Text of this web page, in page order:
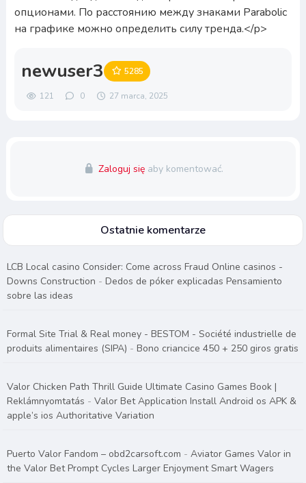
newuser3 5285
121 0 27 marca, 2025
Zaloguj się aby komentować.
Ostatnie komentarze
LCB Local casino Consider: Come across Fraud Online casinos -
Downs Construction -Dedos de póker explicadas Pensamiento
sobre las ideas
Formal Site Trial & Real money - BESTOM - Société industrielle de
produits alimentaires (SIPA) -Bono criancice 450 + 250 giros gratis
Valor Chicken Path Thrill Guide Ultimate Casino Games Book |
Reklámnyomtatás -Valor Bet Application Install Android os APK &
apple’s ios Authoritative Variation
Puerto Valor Fandom – obd2carsoft.com -Aviator Games Valor in
the Valor Bet Prompt Cycles Larger Enjoyment Smart Wagers